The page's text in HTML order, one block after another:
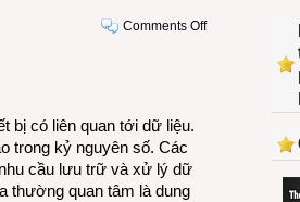
Comments Offon
bị có liên quan tới dữ liệu.
trong kỷ nguyên số. Các
cầu lưu trữ và xử lý dữ
thường quan tâm là dung